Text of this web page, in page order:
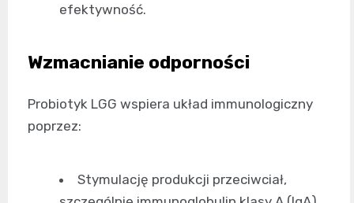
efektywność.
Wzmacnianie odporności
Probiotyk LGG wspiera układ immunologiczny
poprzez:
Stymulację produkcji przeciwciał,